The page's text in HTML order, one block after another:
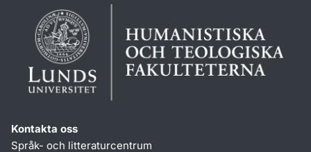
Kontakta oss
Språk- och litteraturcentrum